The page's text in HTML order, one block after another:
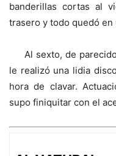
banderillas cortas al
trasero y todo quedó en
Al sexto, de parecido
le realizó una lidia
hora de clavar.
supo finiquitar con el